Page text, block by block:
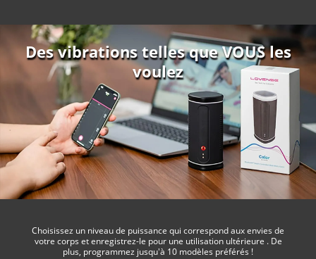
Des vibrations telles que VOUS les
voulez
Choisissez un niveau de puissance qui correspond aux envies de
votre corps et enregistrez-le pour une utilisation ultérieure . De
plus, programmez jusqu'à 10 modèles préférés !